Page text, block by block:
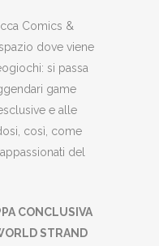
Comics &
dove viene
si passa
game
e alle
così, come
del
CONCLUSIVA
STRAND